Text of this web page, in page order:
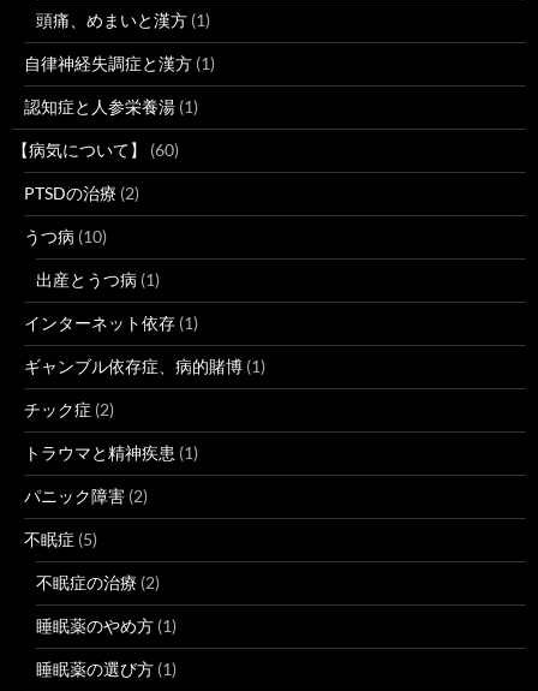
頭痛、めまいと漢方 (1)
自律神経失調症と漢方 (1)
認知症と人参栄養湯 (1)
【病気について】 (60)
PTSDの治療 (2)
うつ病 (10)
出産とうつ病 (1)
インターネット依存 (1)
ギャンブル依存症、病的賭博 (1)
チック症 (2)
トラウマと精神疾患 (1)
パニック障害 (2)
不眠症 (5)
不眠症の治療 (2)
睡眠薬のやめ方 (1)
睡眠薬の選び方 (1)